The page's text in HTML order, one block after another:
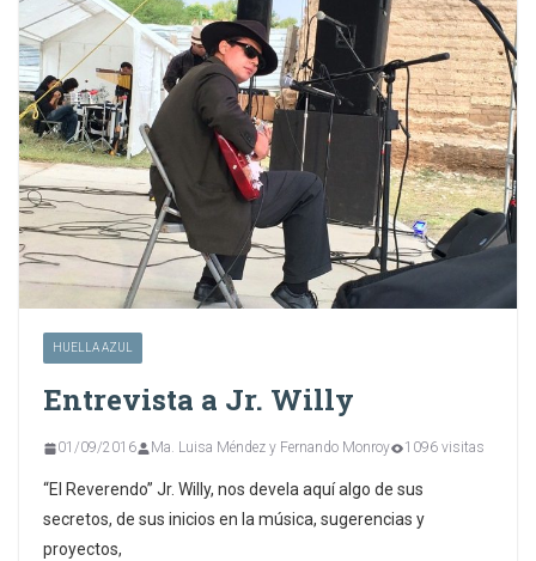
HUELLA AZUL
Entrevista a Jr. Willy
01/09/2016 Ma. Luisa Méndez y Fernando Monroy 1096 visitas
“El Reverendo” Jr. Willy, nos devela aquí algo de sus
secretos, de sus inicios en la música, sugerencias y
proyectos,